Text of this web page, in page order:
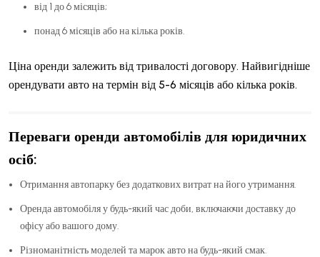
від 1 до 6 місяців;
понад 6 місяців або на кілька років.
Ціна оренди залежить від тривалості договору. Найвигідніше
орендувати авто на термін від 5-6 місяців або кілька років.
Переваги оренди автомобілів для юридичних
осіб:
Отримання автопарку без додаткових витрат на його утримання.
Оренда автомобіля у будь-який час доби, включаючи доставку до
офісу або вашого дому.
Різноманітність моделей та марок авто на будь-який смак.